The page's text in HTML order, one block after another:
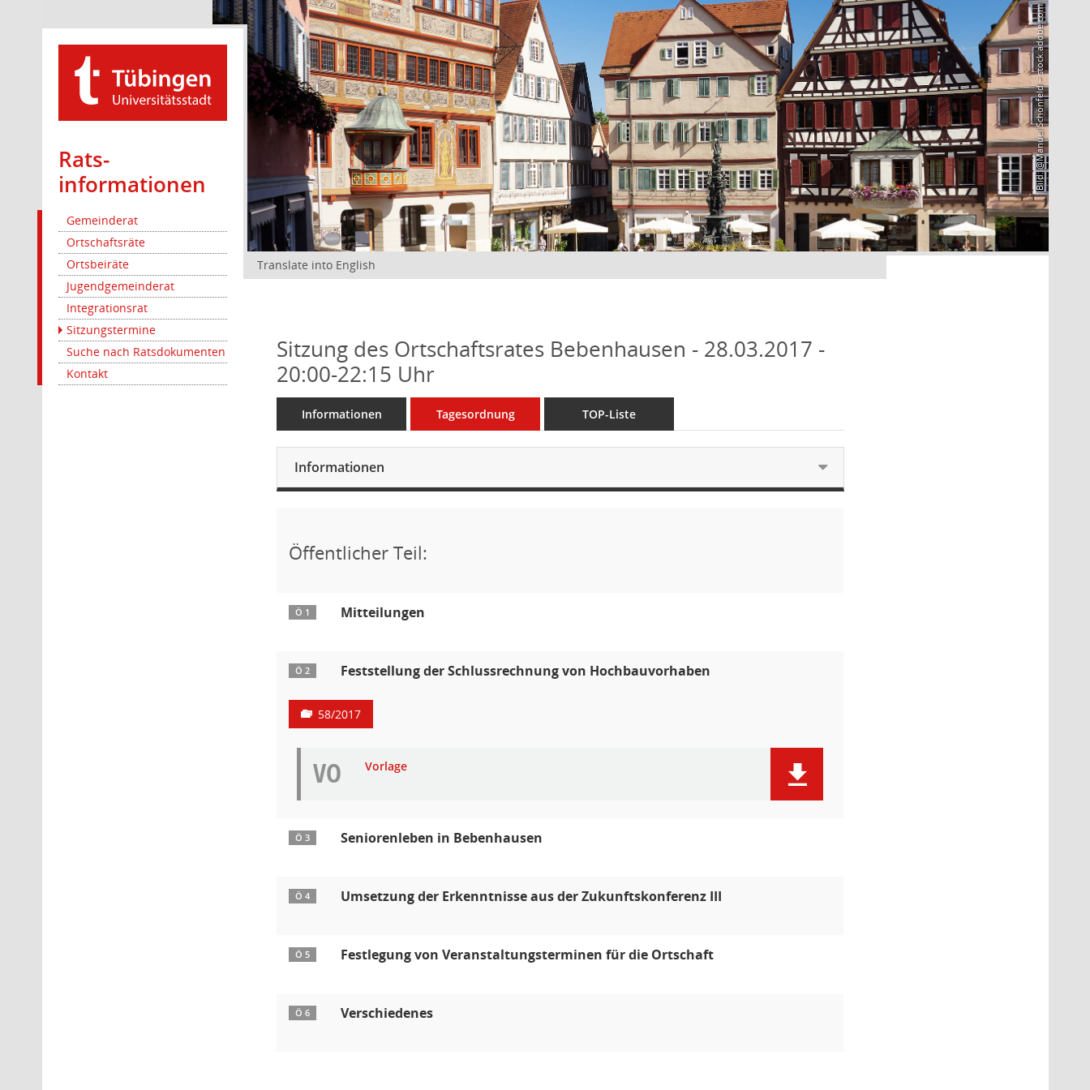
Rats­
informationen
Gemeinderat
Ortschaftsräte
Ortsbeiräte
Jugendgemeinderat
Integrationsrat
Sitzungstermine
Suche nach Ratsdokumenten
Kontakt
Bild: @Manuel Schönfeld – stock.adobe.com
Translate into English
Sitzung des Ortschaftsrates Bebenhausen - 28.03.2017 -
20:00-22:15 Uhr
Informationen Tagesordnung TOP-Liste
Informationen
Öffentlicher Teil:
Ö 1 Mitteilungen
Ö 2 Feststellung der Schlussrechnung von Hochbauvorhaben
58/2017
VO Vorlage
Ö 3 Seniorenleben in Bebenhausen
Ö 4 Umsetzung der Erkenntnisse aus der Zukunftskonferenz III
Ö 5 Festlegung von Veranstaltungsterminen für die Ortschaft
Ö 6 Verschiedenes